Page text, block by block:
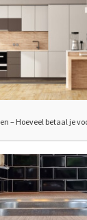
– Hoeveel betaal je